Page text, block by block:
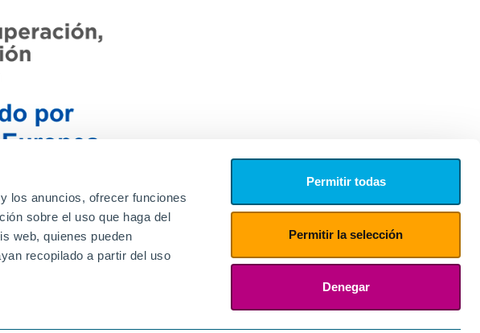
los anuncios, ofrecer funciones
sobre el uso que haga del
web, quienes pueden
recopilado a partir del uso
Permitir todas
Permitir la selección
Denegar
tu CV
Proveedores